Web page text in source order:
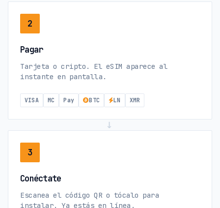
2
Pagar
Tarjeta o cripto. El eSIM aparece al
instante en pantalla.
VISA MC Pay BTC LN XMR
→
3
Conéctate
Escanea el código QR o tócalo para
instalar. Ya estás en línea.